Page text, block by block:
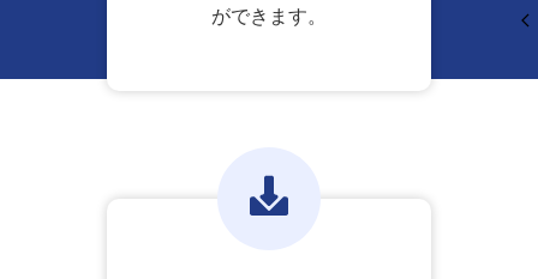
ができます。